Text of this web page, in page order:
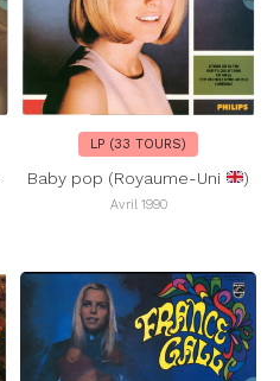
LP (33 TOURS)
Baby pop (Royaume-Uni )
Avril 1990